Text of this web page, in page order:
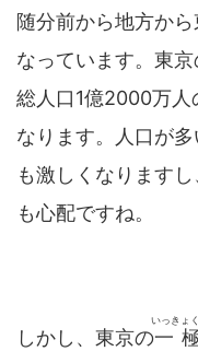
随分前から地方か
なっています。東
総人口1億2000万人
なります。人口が
も激しくなります
も心配ですね。
しかし、東京の一
いっきょ